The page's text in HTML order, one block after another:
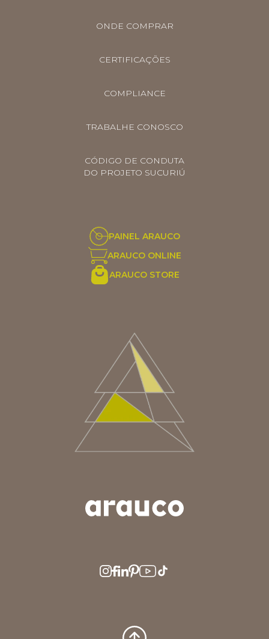
AUS/NZ
COLOMBIA
MÉXICO
ONDE COMPRAR
CERTIFICAÇÕES
COMPLIANCE
TRABALHE CONOSCO
CÓDIGO DE CONDUTA
DO PROJETO SUCURIÚ
PAINEL ARAUCO
ARAUCO ONLINE
ARAUCO STORE